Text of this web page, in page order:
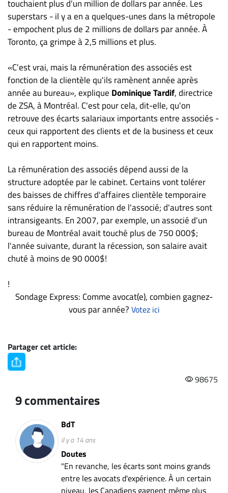
touchaient plus d'un million de dollars par année. Les
superstars - il y a en a quelques-unes dans la métropole
- empochent plus de 2 millions de dollars par année. À
Toronto, ça grimpe à 2,5 millions et plus.
«C'est vrai, mais la rémunération des associés est
fonction de la clientèle qu'ils ramènent année après
année au bureau», explique Dominique Tardif, directrice
de ZSA, à Montréal. C'est pour cela, dit-elle, qu'on
retrouve des écarts salariaux importants entre associés -
ceux qui rapportent des clients et de la business et ceux
qui en rapportent moins.
La rémunération des associés dépend aussi de la
structure adoptée par le cabinet. Certains vont tolérer
des baisses de chiffres d'affaires clientèle temporaire
sans réduire la rémunération de l'associé; d'autres sont
intransigeants. En 2007, par exemple, un associé d'un
bureau de Montréal avait touché plus de 750 000$;
l'année suivante, durant la récession, son salaire avait
chuté à moins de 90 000$!
!
Sondage Express: Comme avocat(e), combien gagnez-
vous par année? Votez ici
Partager cet article:
98675
9 commentaires
BdT
il y a 14 ans
Doutes
"En revanche, les écarts sont moins grands
entre les avocats d'expérience. À un certain
niveau, les Canadiens gagnent même plus